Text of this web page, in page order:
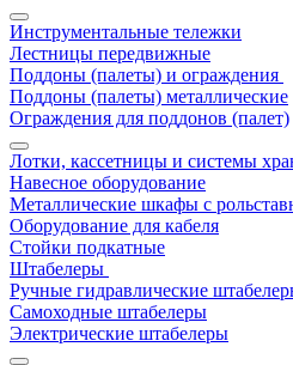
Инструментальные тележки
Лестницы передвижные
Поддоны (палеты) и ограждения
Поддоны (палеты) металлические
Ограждения для поддонов (палет)
Лотки, кассетницы и системы
Навесное оборудование
Металлические шкафы с
Оборудование для кабеля
Стойки подкатные
Штабелеры
Ручные гидравлические
Самоходные штабелеры
Электрические штабелеры